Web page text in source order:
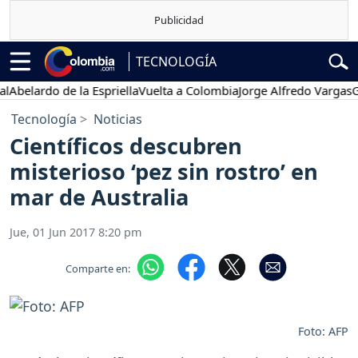
TECNOLOGÍA
de la EspriellaVuelta a ColombiaJorge Alfredo Vargas
Tecnología Noticias
Científicos descubren
misterioso ‘pez sin rostro’ en
mar de Australia
Jue, 01 Jun 2017 8:20 pm
Comparte en:
Foto: AFP